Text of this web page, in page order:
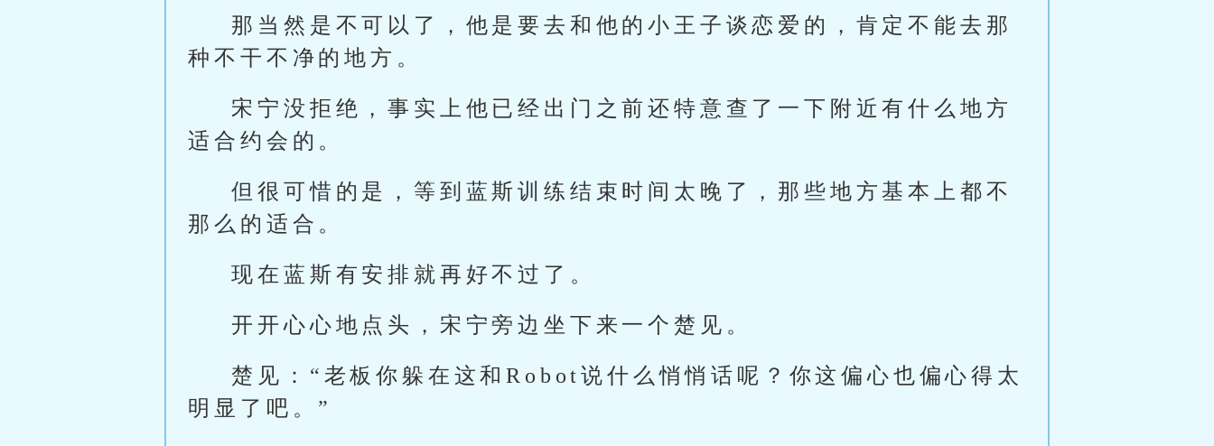
那当然是不可以了，他是要去和他的小王子谈恋爱的，肯定不能去那
种不干不净的地方。
宋宁没拒绝，事实上他已经出门之前还特意查了一下附近有什么地方
适合约会的。
但很可惜的是，等到蓝斯训练结束时间太晚了，那些地方基本上都不
那么的适合。
现在蓝斯有安排就再好不过了。
开开心心地点头，宋宁旁边坐下来一个楚见。
楚见：“老板你躲在这和Robot说什么悄悄话呢？你这偏心也偏心得太
明显了吧。”